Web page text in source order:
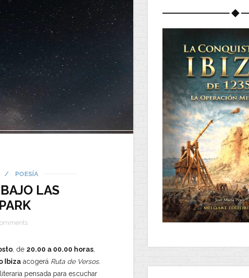
/ POESÍA
LAS
, de 20.00 a 00.00 horas
Ibiza acogerá Ruta de Versos.
literaria pensada para escuchar